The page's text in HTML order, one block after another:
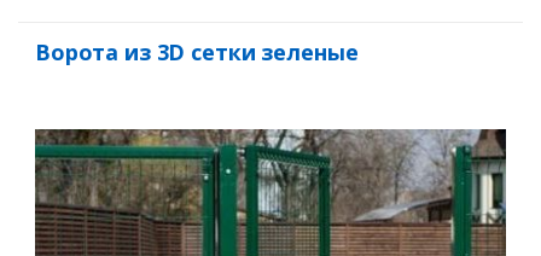
Ворота из 3D сетки зеленые